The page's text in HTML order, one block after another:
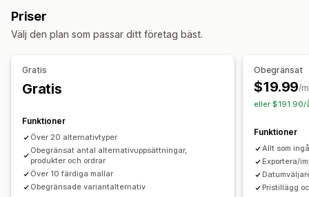
Anpassad CSS
Översättning Import och export Variantvisning
Priser
Anpassad prissättning
Konfigurationsavgifter
Tilläggsavgift
Lager
Dölj slutsålda
Automatiska uppdateringar
Priser
Välj den plan som passar ditt företag bäst.
Gratis
Gratis
Funktioner
Över 20 alternativtyper
Obegränsat antal alternativuppsättningar,
produkter och ordrar
Över 10 färdiga mallar
Obegränsade variantalternativ
Obegränsat
$19.99/
eller $191.90/
Funktioner
Allt som
Exportera/
Pristillägg